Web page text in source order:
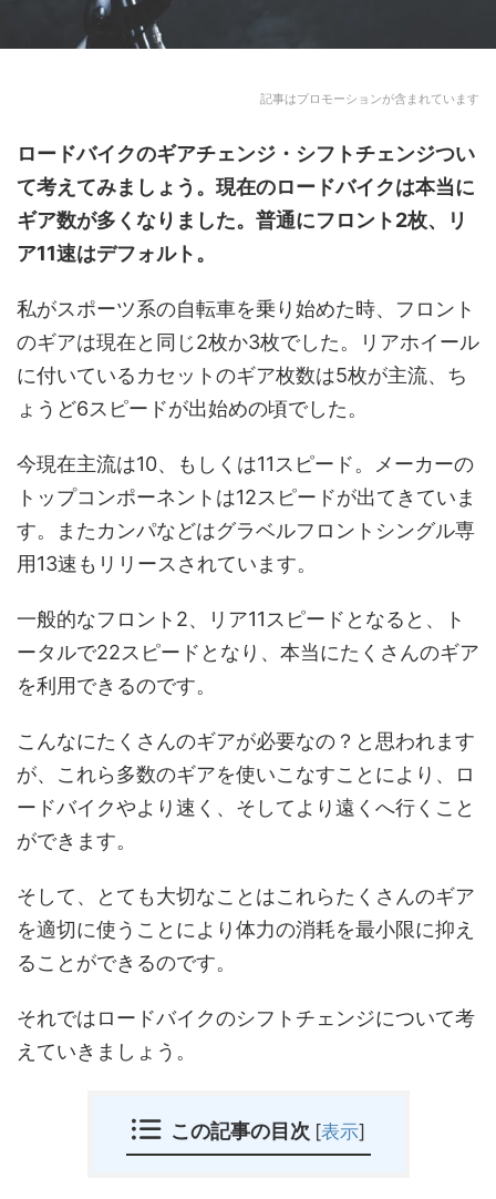
記事はプロモーションが含まれています
ロードバイクのギアチェンジ・シフトチェンジつい
て考えてみましょう。現在のロードバイクは本当に
ギア数が多くなりました。普通にフロント2枚、リ
ア11速はデフォルト。
私がスポーツ系の自転車を乗り始めた時、フロント
のギアは現在と同じ2枚か3枚でした。リアホイール
に付いているカセットのギア枚数は5枚が主流、ち
ょうど6スピードが出始めの頃でした。
今現在主流は10、もしくは11スピード。メーカーの
トップコンポーネントは12スピードが出てきていま
す。またカンパなどはグラベルフロントシングル専
用13速もリリースされています。
一般的なフロント2、リア11スピードとなると、ト
ータルで22スピードとなり、本当にたくさんのギア
を利用できるのです。
こんなにたくさんのギアが必要なの？と思われます
が、これら多数のギアを使いこなすことにより、ロ
ードバイクやより速く、そしてより遠くへ行くこと
ができます。
そして、とても大切なことはこれらたくさんのギア
を適切に使うことにより体力の消耗を最小限に抑え
ることができるのです。
それではロードバイクのシフトチェンジについて考
えていきましょう。
この記事の目次 [表示]